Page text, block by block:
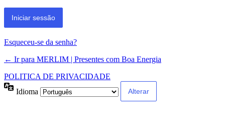
Esqueceu-se da senha?
← Ir para MERLIM | Presentes com Boa Energia
POLITICA DE PRIVACIDADE
Idioma